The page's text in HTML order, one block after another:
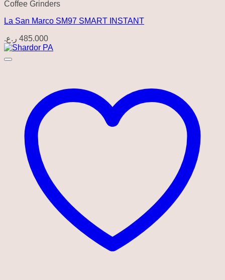
Coffee Grinders
La San Marco SM97 SMART INSTANT
485.000 ر.ع.